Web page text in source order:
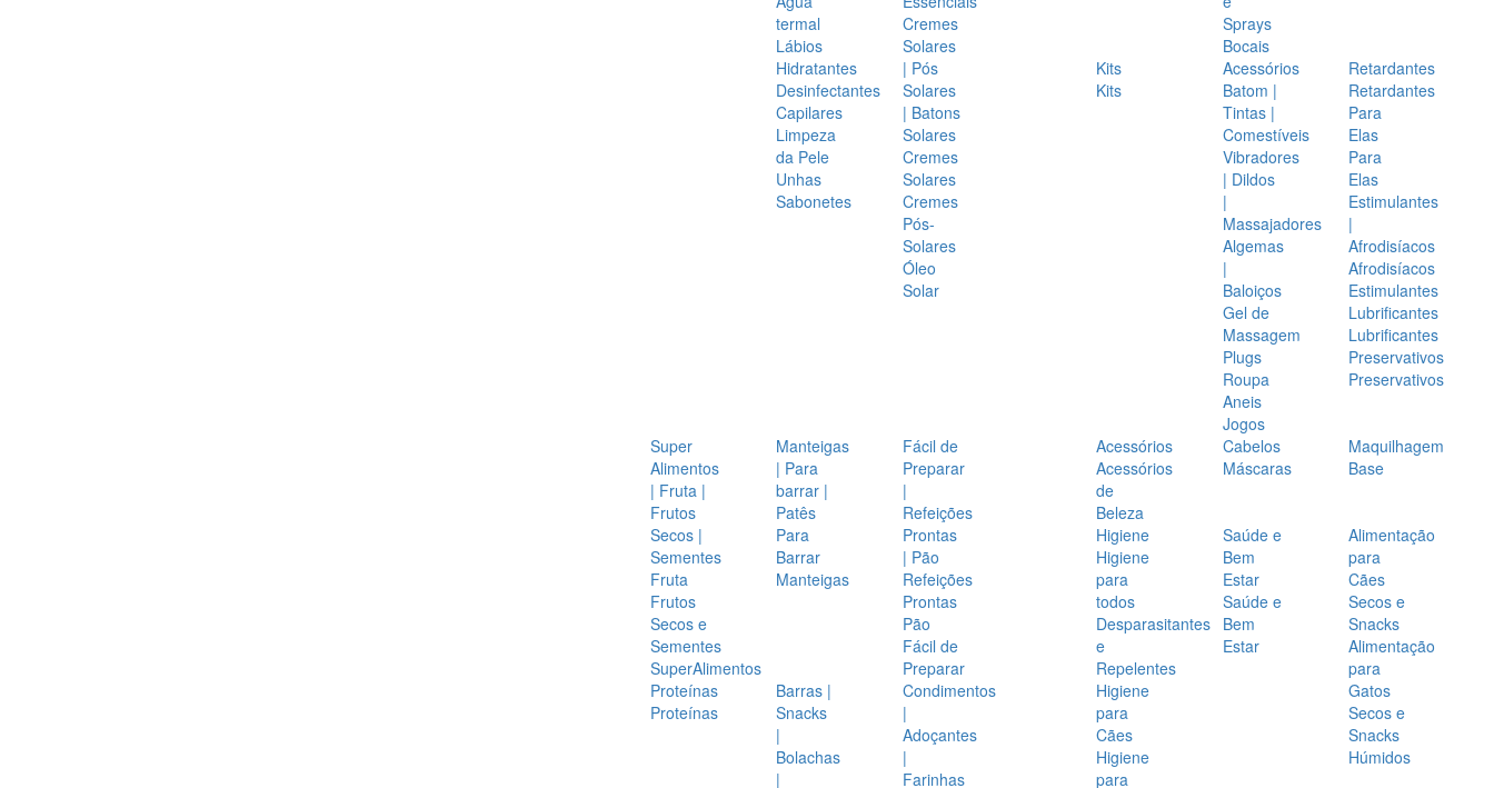
termal
Lábios
Hidratantes
Desinfectantes
Capilares
Limpeza
da Pele
Unhas
Sabonetes
Cremes
Solares
| Pós
Solares
| Batons
Solares
Cremes
Solares
Cremes
Pós-
Solares
Óleo
Solar
Sprays
Bocais
Kits
Kits
Acessórios
Batom |
Tintas |
Comestíveis
Vibradores
| Dildos
|
Massajadores
Algemas
|
Baloiços
Gel de
Massagem
Plugs
Roupa
Aneis
Jogos
Retardantes
Retardantes
Para
Elas
Para
Elas
Estimulantes
|
Afrodisíacos
Afrodisíacos
Estimulantes
Lubrificantes
Lubrificantes
Preservativos
Preservativos
Super
Alimentos
| Fruta |
Frutos
Secos |
Sementes
Fruta
Frutos
Secos e
Sementes
SuperAlimentos
Manteigas
| Para
barrar |
Patês
Para
Barrar
Manteigas
Fácil de
Preparar
|
Refeições
Prontas
| Pão
Refeições
Prontas
Pão
Fácil de
Preparar
Proteínas
Proteínas
Barras |
Snacks
|
Bolachas
|
Condimentos
|
Adoçantes
|
Farinhas
Acessórios
Acessórios
de
Beleza
Cabelos
Máscaras
Maquilhagem
Base
Higiene
Higiene
para
todos
Desparasitantes
e
Repelentes
Higiene
para
Cães
Higiene
para
Saúde e
Bem
Estar
Saúde e
Bem
Estar
Alimentação
para
Cães
Secos e
Snacks
Alimentação
para
Gatos
Secos e
Snacks
Húmidos